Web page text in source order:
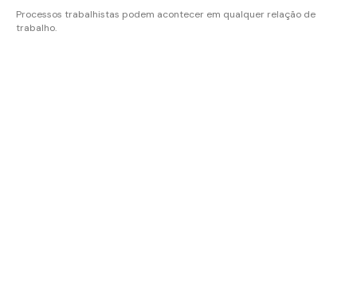
Processos trabalhistas podem acontecer em qualquer relação de
trabalho.